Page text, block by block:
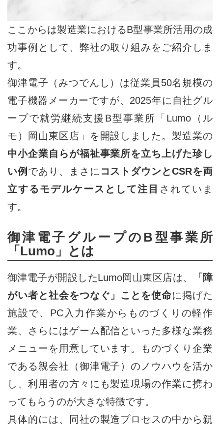
ここからは製造業におけるB型事業所活用の成
功事例として、弊社の取り組みをご紹介しま
す。
御津電子（みつでんし）は従業員50名規模の
電子機器メーカーですが、2025年に自社グル
ープで就労継続支援B型事業所「Lumo（ル
モ）岡山東区店」を開設しました。製造業の
中小企業自らが福祉事業所を立ち上げた珍し
い例 であり、まさに コストダウンとCSRを両
立するモデルケースとして注目 されていま
す。
御津電子グループのB型事業所
「Lumo」とは
御津電子が開設したLumo岡山東区店は、
「障
がい者と社会をつなぐ」ことを使命に掲げた
施設で、PC入力作業からものづくりの軽作
業、さらにはゲーム配信といった多様な業務
メニューを用意しています。ものづくり企業
である親会社（御津電子）のノウハウを活か
し、利用者の方々にも製造現場の作業に携わ
ってもらうのが大きな特徴です。
具体的には、同社の製造プロセスの中から親